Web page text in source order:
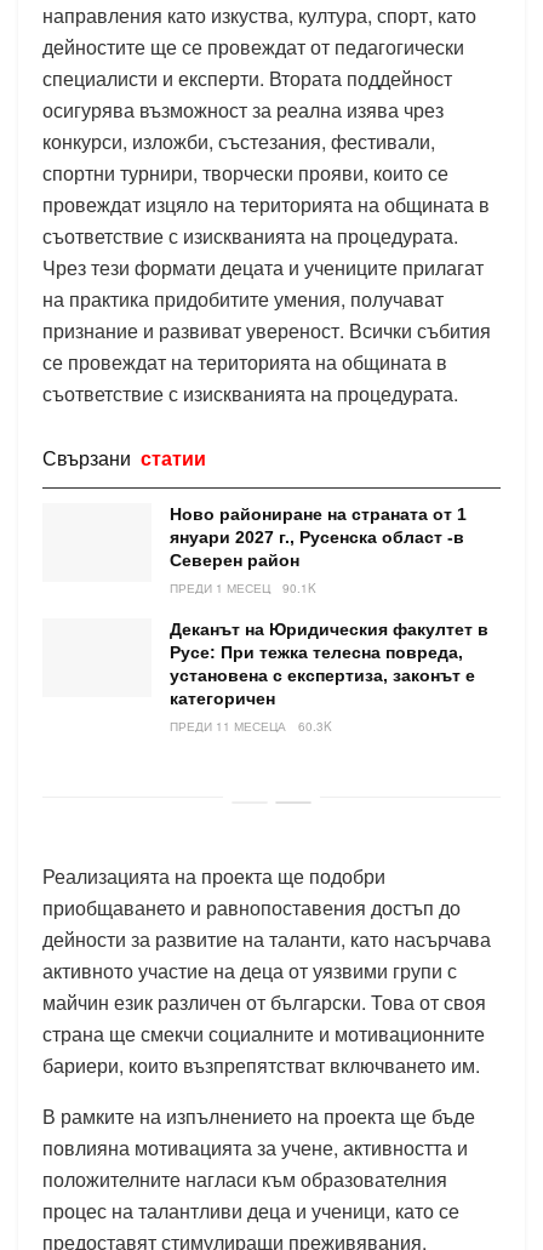
направления като изкуства, култура, спорт, като
дейностите ще се провеждат от педагогически
специалисти и експерти. Втората поддейност
осигурява възможност за реална изява чрез
конкурси, изложби, състезания, фестивали,
спортни турнири, творчески прояви, които се
провеждат изцяло на територията на общината в
съответствие с изискванията на процедурата.
Чрез тези формати децата и учениците прилагат
на практика придобитите умения, получават
признание и развиват увереност. Всички събития
се провеждат на територията на общината в
съответствие с изискванията на процедурата.
Свързани статии
Ново райониране на страната от 1
януари 2027 г., Русенска област -в
Северен район
ПРЕДИ 1 МЕСЕЦ 90.1K
Деканът на Юридическия факултет в
Русе: При тежка телесна повреда,
установена с експертиза, законът е
категоричен
ПРЕДИ 11 МЕСЕЦА 60.3K
Реализацията на проекта ще подобри
приобщаването и равнопоставения достъп до
дейности за развитие на таланти, като насърчава
активното участие на деца от уязвими групи с
майчин език различен от български. Това от своя
страна ще смекчи социалните и мотивационните
бариери, които възпрепятстват включването им.
В рамките на изпълнението на проекта ще бъде
повлияна мотивацията за учене, активността и
положителните нагласи към образователния
процес на талантливи деца и ученици, като се
предоставят стимулиращи преживявания,